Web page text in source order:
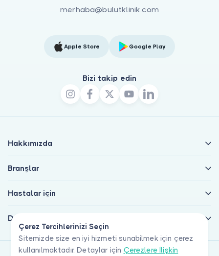
Çerez Tercihlerinizi Seçin
Sitemizde size en iyi hizmeti sunabilmek için çerez
kullanılmaktadır. Detaylar için Çerezlere İlişkin
merhaba@bulutklinik.com
Apple Store Google Play
Bizi takip edin
Hakkımızda
Branşlar
Hastalar için
Doktorlar için